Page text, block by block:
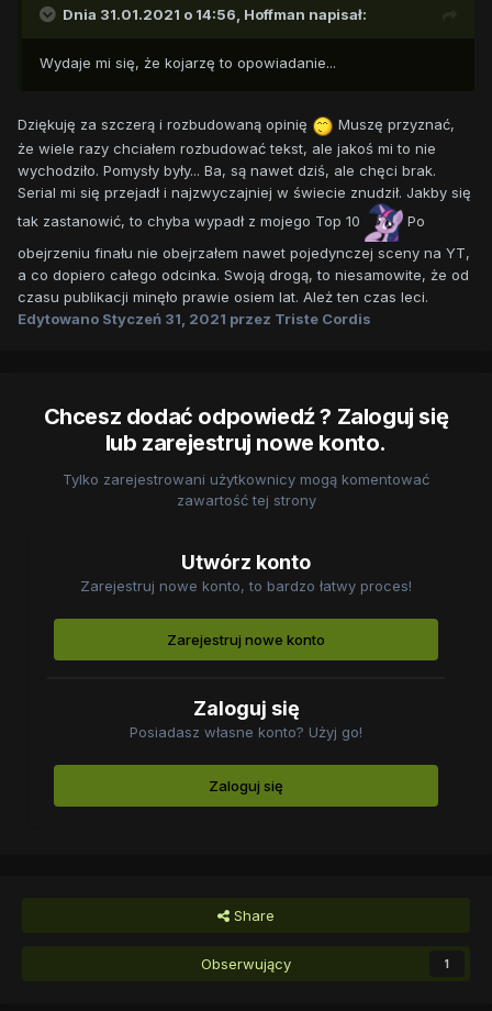
Dnia 31.01.2021 o 14:56, Hoffman napisał:
Wydaje mi się, że kojarzę to opowiadanie...
Dziękuję za szczerą i rozbudowaną opinię
Muszę przyznać,
że wiele razy chciałem rozbudować tekst, ale jakoś mi to nie
wychodziło. Pomysły były... Ba, są nawet dziś, ale chęci brak.
Serial mi się przejadł i najzwyczajniej w świecie znudził. Jakby się
tak zastanowić, to chyba wypadł z mojego Top 10
Po
obejrzeniu finału nie obejrzałem nawet pojedynczej sceny na YT,
a co dopiero całego odcinka. Swoją drogą, to niesamowite, że od
czasu publikacji minęło prawie osiem lat. Ależ ten czas leci.
Edytowano Styczeń 31, 2021 przez Triste Cordis
Chcesz dodać odpowiedź ? Zaloguj się
lub zarejestruj nowe konto.
Tylko zarejestrowani użytkownicy mogą komentować
zawartość tej strony
Utwórz konto
Zarejestruj nowe konto, to bardzo łatwy proces!
Zarejestruj nowe konto
Zaloguj się
Posiadasz własne konto? Użyj go!
Zaloguj się
Share
Obserwujący 1